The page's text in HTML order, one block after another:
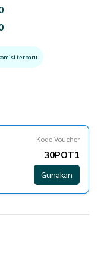
terbaru
Kode Voucher
30POT1
Gunakan